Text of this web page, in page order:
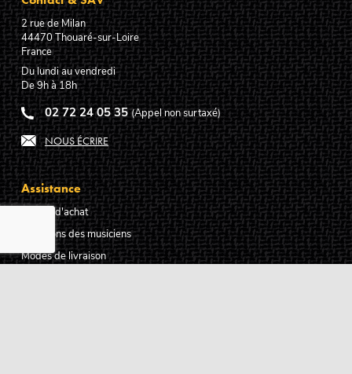
2 rue de Milan
44470Thouaré-sur-Loire
France
Du lundi au vendredi
De 9h à 18h
02 72 24 05 35 (Appel non surtaxé)
NOUS ÉCRIRE
Assistance
Guides d'achat
Questions des musiciens
Modes de livraison